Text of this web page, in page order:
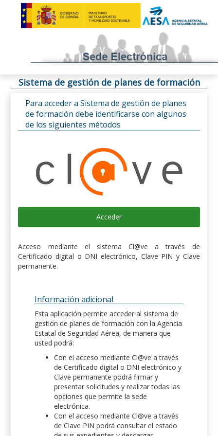
Sistema de gestión de planes de formación
Para acceder a Sistema de gestión de planes
de formación debe identificarse con algunos
de los siguientes métodos
Acceder
Acceso mediante el sistema Cl@ve a través de
Certificado digital o DNI electrónico, Clave PIN y Clave
permanente.
Información adicional
Esta aplicación permite acceder al sistema de
gestión de planes de formación con la Agencia
Estatal de Seguridad Aérea, de manera que
usted podrá:
Con el acceso mediante Cl@ve a través
de Certificado digital o DNI electrónico y
Clave permanente podrá firmar y
presentar solicitudes y realizar todas las
opciones que permite la sede
electrónica.
Con el acceso mediante Cl@ve a través
de Clave PIN podrá consultar el estado